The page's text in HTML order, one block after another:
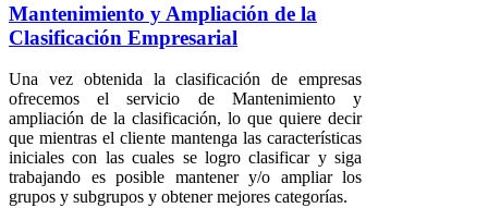
Mantenimiento y Ampliación de la
Clasificación Empresarial
Una vez obtenida la clasificación de empresas
ofrecemos el servicio de Mantenimiento y
ampliación de la clasificación, lo que quiere decir
que mientras el cliente mantenga las características
iniciales con las cuales se logro clasificar y siga
trabajando es posible mantener y/o ampliar los
grupos y subgrupos y obtener mejores categorías.